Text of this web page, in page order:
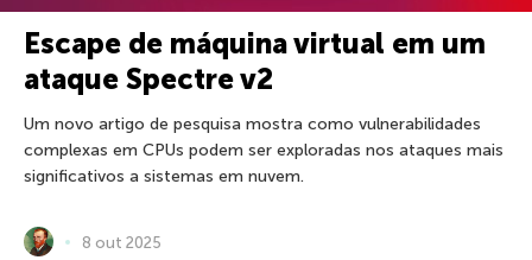
Escape de máquina virtual em um
ataque Spectre v2
Um novo artigo de pesquisa mostra como vulnerabilidades
complexas em CPUs podem ser exploradas nos ataques mais
significativos a sistemas em nuvem.
8 out 2025